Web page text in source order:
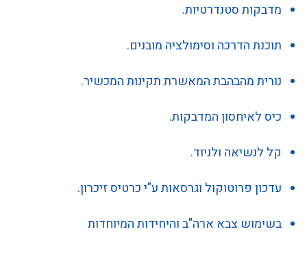
מדבקות סטנדרטיות.
תוכנת הדרכה וסימולציה מובנים.
נורית מהבהבת המאשרת תקינות המכשיר.
כיס לאיחסון המדבקות.
קל לנשיאה ולניוד.
עדכון פרוטוקול וגרסאות ע"י כרטיס זיכרון.
בשימוש צבא ארה"ב והיחידות המיוחדות